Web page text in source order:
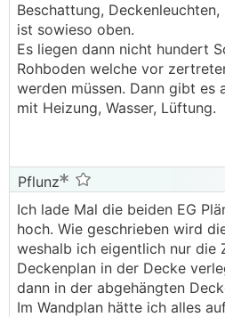
Beschattung,
ist sowieso oben.
Es liegen dann nicht hundert
Rohboden welche vor
werden müssen. Dann gibt es
mit Heizung, Wasser, Lüftung.
Pflunz
Ich lade Mal die beiden EG
hoch. Wie geschrieben wird
weshalb ich eigentlich nur die
Deckenplan in der Decke
dann in der abgehängten
Im Wandplan hätte ich alles